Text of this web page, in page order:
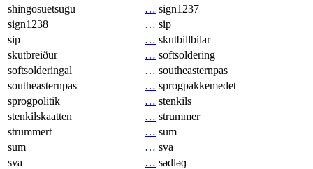
shingosuetsugu
… sign1237
sign1238
… sip
sip
… skutbillbilar
skutbreiður
… softsoldering
softsolderingal
… southeasternpas
southeasternpas
… sprogpakkemedet
sprogpolitik
… stenkils
stenkilskaatten
… strummer
strummert
… sum
sum
… sva
sva
… sədləɡ